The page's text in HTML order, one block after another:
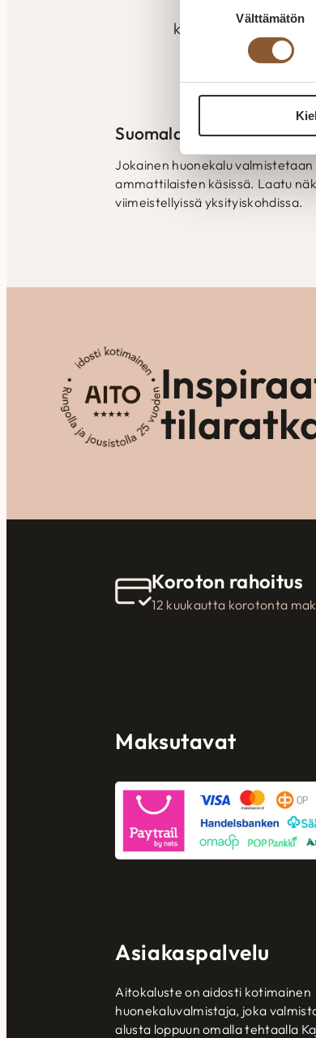
Välttämätön
kokemuksella
tilaan kuin
Suomalaista laatutyötä
Jokainen huonekalu
ammattilaisten käsissä. Laatu
viimeistellyissä yksityiskohdissa.
Koroton rahoitus
12 kuukautta korotonta
Maksutavat
Asiakaspalvelu
Aitokaluste on aidosti kotimainen
huonekaluvalmistaja, joka
alusta loppuun omalla tehtaalla